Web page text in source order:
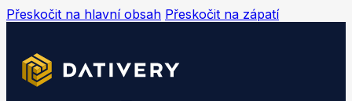
Přeskočit na hlavní obsah Přeskočit na zápatí